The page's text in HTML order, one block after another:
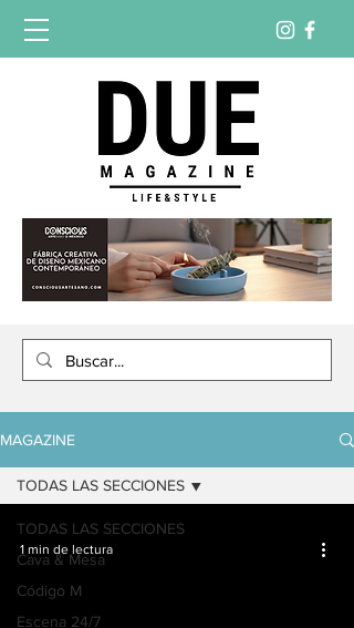
MAGAZINE
TODAS LAS SECCIONES
Cava & Mesa
Código M
Escena 24/7
TODAS LAS SECCIONES
1 min de lectura